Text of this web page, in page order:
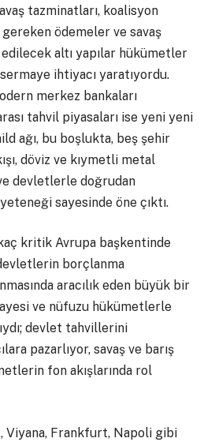
tazminatları, koalisyon
gereken ödemeler ve savaş
edilecek altı yapılar hükümetler
ihtiyacı yaratıyordu.
merkez bankaları
tahvil piyasaları ise yeni yeni
ağı, bu boşlukta, beş şehir
döviz ve kıymetli metal
devletlerle doğrudan
sayesinde öne çıktı.
kritik Avrupa başkentinde
borçlanma
aracılık eden büyük bir
ve nüfuzu hükümetlerle
devlet tahvillerini
pazarlıyor, savaş ve barış
fon akışlarında rol
Viyana, Frankfurt, Napoli gibi